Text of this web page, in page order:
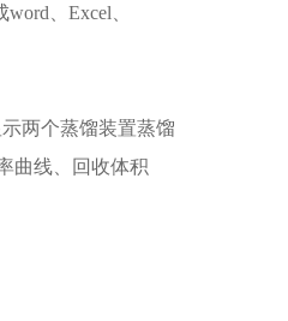
、Excel、
两个蒸馏装置蒸馏
曲线、回收体积